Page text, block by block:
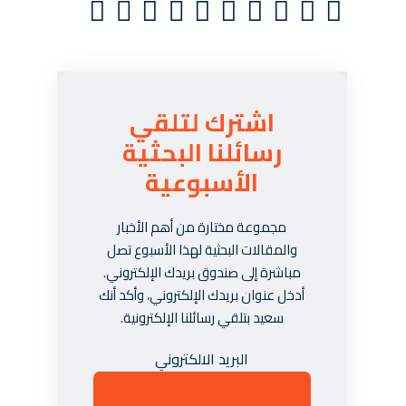
اشترك لتلقي
رسائلنا البحثية
الأسبوعية
مجموعة مختارة من أهم الأخبار
والمقالات البحثية لهذا الأسبوع تصل
مباشرة إلى صندوق بريدك الإلكتروني.
أدخل عنوان بريدك الإلكتروني، وأكد أنك
سعيد بتلقي رسائلنا الإلكترونية.
البريد الالكتروني